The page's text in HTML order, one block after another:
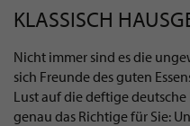
KLASSISCH
Nicht immer sind es die
sich Freunde des guten
Lust auf die deftige
genau das Richtige für Sie: